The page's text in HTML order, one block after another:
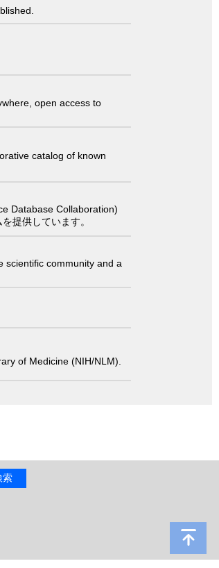
open access to
catalog of known
Database Collaboration)
提供しています。
scientific community and a
of Medicine (NIH/NLM).
索